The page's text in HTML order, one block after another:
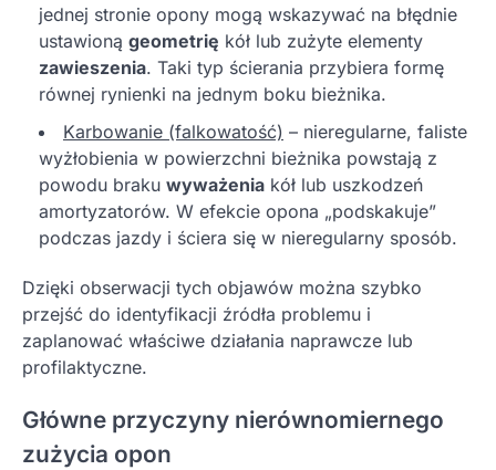
jednej stronie opony mogą wskazywać na błędnie
ustawioną geometrię kół lub zużyte elementy
zawieszenia. Taki typ ścierania przybiera formę
równej rynienki na jednym boku bieżnika.
Karbowanie (falkowatość) – nieregularne, faliste
wyżłobienia w powierzchni bieżnika powstają z
powodu braku wyważenia kół lub uszkodzeń
amortyzatorów. W efekcie opona „podskakuje”
podczas jazdy i ściera się w nieregularny sposób.
Dzięki obserwacji tych objawów można szybko
przejść do identyfikacji źródła problemu i
zaplanować właściwe działania naprawcze lub
profilaktyczne.
Główne przyczyny nierównomiernego
zużycia opon